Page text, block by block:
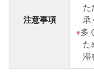
注意事項
た
承
多
た
滞